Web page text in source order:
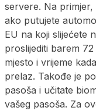
servere. Na
ako putujete
EU na koji slijećete
proslijediti barem
mjesto i vrijeme
prelaz. Takođe je
pasoša i učitate
vašeg pasoša. Za